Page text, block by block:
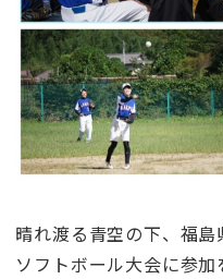
晴れ渡る青空の下、福島
ソフトボール大会に参加